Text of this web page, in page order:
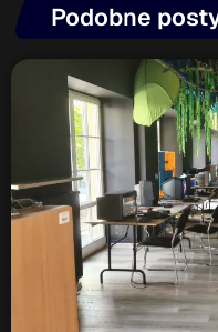
Podobne